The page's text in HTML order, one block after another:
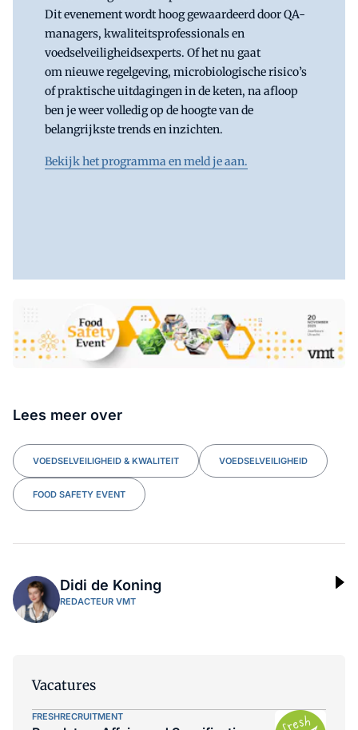
Dit evenement wordt hoog gewaardeerd door QA-
managers, kwaliteitsprofessionals en
voedselveiligheidsexperts. Of het nu gaat
om nieuwe regelgeving, microbiologische risico’s
of praktische uitdagingen in de keten, na afloop
ben je weer volledig op de hoogte van de
belangrijkste trends en inzichten.
Bekijk het programma en meld je aan.
Lees meer over
VOEDSELVEILIGHEID & KWALITEIT VOEDSELVEILIGHEID
FOOD SAFETY EVENT
Didi de Koning
REDACTEUR VMT
Vacatures
FRESHRECRUITMENT